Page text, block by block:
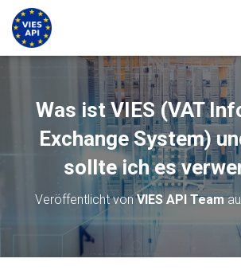
Was ist VIES (VAT
Exchange System)
sollte ich es
Veröffentlicht vonVIES API Team